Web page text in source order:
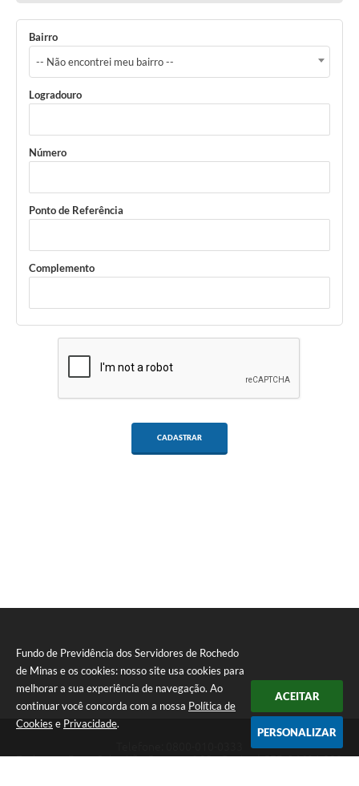
Fundo de Previdência dos Servidores de Rochedo
de Minas e os cookies: nosso site usa cookies para
melhorar a sua experiência de navegação. Ao
continuar você concorda com a nossa Política de
Cookies e Privacidade.
ACEITAR
PERSONALIZAR
Bairro
-- Não encontrei meu bairro --
Logradouro
Número
Ponto de Referência
Complemento
CADASTRAR
Endereço: Praça Sebastião Gomes, nº 92 - Centro | CEP: 36604-000